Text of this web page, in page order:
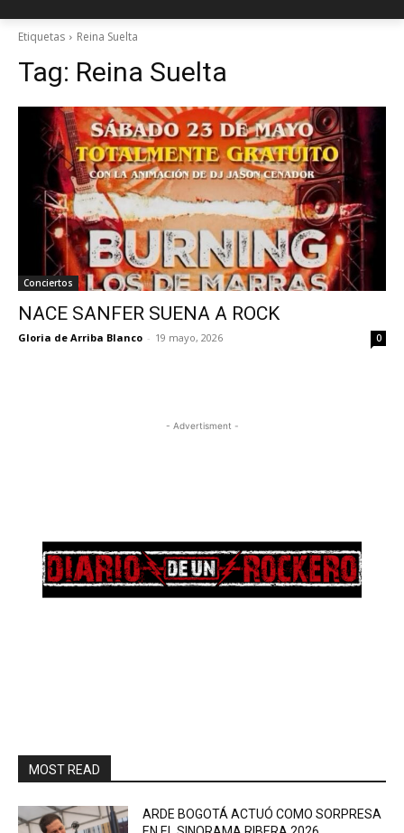
Etiquetas Reina Suelta
Tag: Reina Suelta
Conciertos
NACE SANFER SUENA A ROCK
Gloria de Arriba Blanco - 19 mayo, 2026 0
- Advertisment -
MOST READ
ARDE BOGOTÁ ACTUÓ COMO SORPRESA